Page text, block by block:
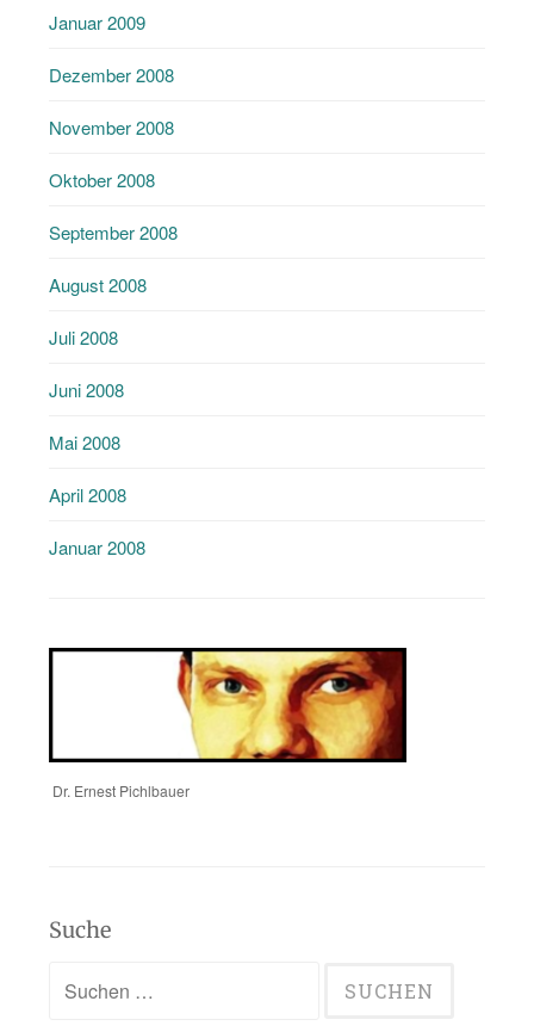
Januar 2009
Dezember 2008
November 2008
Oktober 2008
September 2008
August 2008
Juli 2008
Juni 2008
Mai 2008
April 2008
Januar 2008
Dr. Ernest Pichlbauer
Suche
Suchen